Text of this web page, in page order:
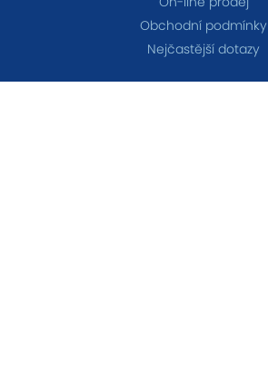
Obchodní podmínky
Nejčastější dotazy